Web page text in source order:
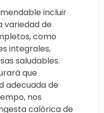
incluir
variedad de
como
integrales,
saludables.
que
adecuada de
nos
calórica de